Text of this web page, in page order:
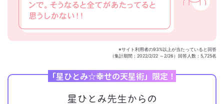
※サイト利用者の93%以上が当たっていると回答
（集計期間：2022/2/22 ～2/26）回答人数：5,725名
「星ひとみ☆幸せの天星術」限定！
星ひとみ先生からの